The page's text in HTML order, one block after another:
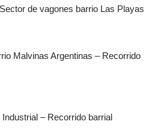
de vagones barrio Las Playas
Malvinas Argentinas – Recorrido
– Recorrido barrial